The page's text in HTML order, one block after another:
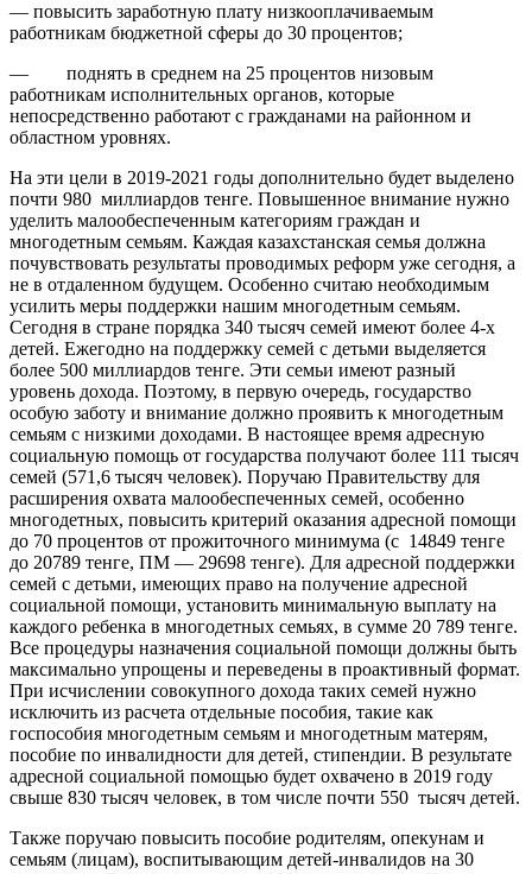
— повысить заработную плату низкооплачиваемым
работникам бюджетной сферы до 30 процентов;
— поднять в среднем на 25 процентов низовым
работникам исполнительных органов, которые
непосредственно работают с гражданами на районном и
областном уровнях.
На эти цели в 2019-2021 годы дополнительно будет выделено
почти 980 миллиардов тенге. Повышенное внимание нужно
уделить малообеспеченным категориям граждан и
многодетным семьям. Каждая казахстанская семья должна
почувствовать результаты проводимых реформ уже сегодня, а
не в отдаленном будущем. Особенно считаю необходимым
усилить меры поддержки нашим многодетным семьям.
Сегодня в стране порядка 340 тысяч семей имеют более 4-х
детей. Ежегодно на поддержку семей с детьми выделяется
более 500 миллиардов тенге. Эти семьи имеют разный
уровень дохода. Поэтому, в первую очередь, государство
особую заботу и внимание должно проявить к многодетным
семьям с низкими доходами. В настоящее время адресную
социальную помощь от государства получают более 111 тысяч
семей (571,6 тысяч человек). Поручаю Правительству для
расширения охвата малообеспеченных семей, особенно
многодетных, повысить критерий оказания адресной помощи
до 70 процентов от прожиточного минимума (с 14849 тенге
до 20789 тенге, ПМ — 29698 тенге). Для адресной поддержки
семей с детьми, имеющих право на получение адресной
социальной помощи, установить минимальную выплату на
каждого ребенка в многодетных семьях, в сумме 20 789 тенге.
Все процедуры назначения социальной помощи должны быть
максимально упрощены и переведены в проактивный формат.
При исчислении совокупного дохода таких семей нужно
исключить из расчета отдельные пособия, такие как
госпособия многодетным семьям и многодетным матерям,
пособие по инвалидности для детей, стипендии. В результате
адресной социальной помощью будет охвачено в 2019 году
свыше 830 тысяч человек, в том числе почти 550 тысяч детей.
Также поручаю повысить пособие родителям, опекунам и
семьям (лицам), воспитывающим детей-инвалидов на 30